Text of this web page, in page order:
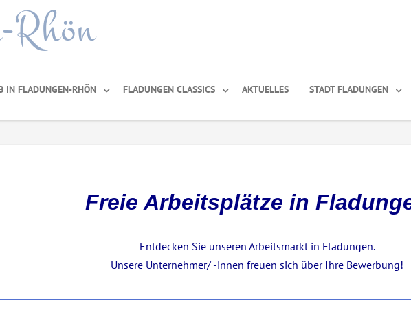
Rhön
IN FLADUNGEN-RHÖN FLADUNGEN CLASSICS AKTUELLES STADT FLADUNGEN
Freie Arbeitsplätze in
Entdecken Sie unseren Arbeitsmarkt in Fladungen.
Unsere Unternehmer/ -innen freuen sich über Ihre Bewerbung!